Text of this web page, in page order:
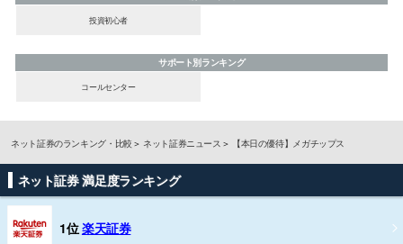
投資初心者
サポート別ランキング
コールセンター
ネット証券のランキング・比較 ネット証券ニュース 【本日の優待】メガチップス
ネット証券 満足度ランキング
1位楽天証券